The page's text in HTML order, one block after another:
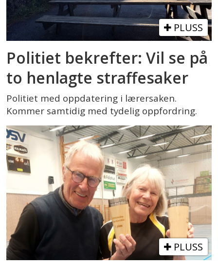
PLUSS
Politiet bekrefter: Vil se på
to henlagte straffesaker
Politiet med oppdatering i lærersaken.
Kommer samtidig med tydelig oppfordring.
PLUSS